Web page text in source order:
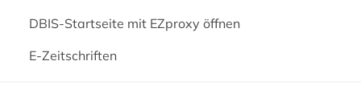
DBIS-Startseite mit EZproxy öffnen
E-Zeitschriften